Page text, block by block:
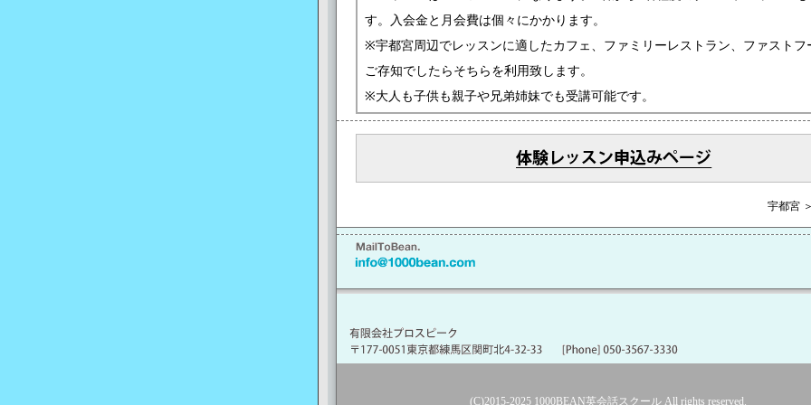
す。入会金と月会費は個々にかかります。
※宇都宮周辺でレッスンに適したカフェ、ファミリーレストラン、ファストフ
ご存知でしたらそちらを利用致します。
※大人も子供も親子や兄弟姉妹でも受講可能です。
宇都宮
(C)2015-2025 1000BEAN英会話スクール All rights reserved.